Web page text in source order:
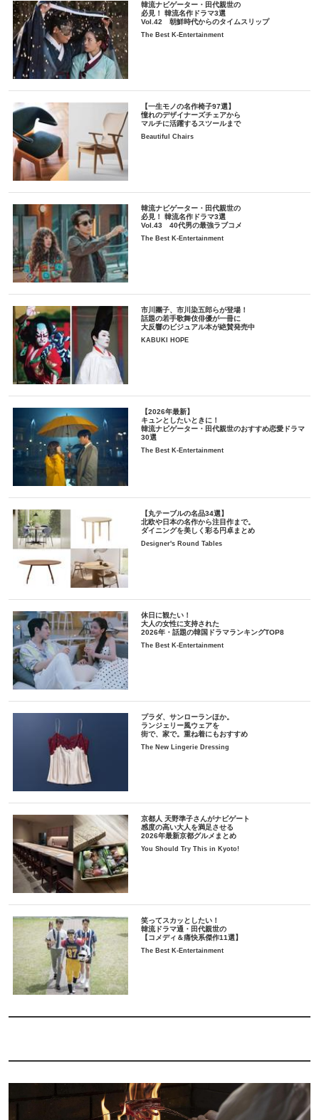
韓流ナビゲーター・田代親世の
必見！ 韓流名作ドラマ3選
Vol.42 朝鮮時代からのタイムスリップ
The Best K-Entertainment
【一生モノの名作椅子97選】
憧れのデザイナーズチェアから
マルチに活躍するスツールまで
Beautiful Chairs
韓流ナビゲーター・田代親世の
必見！ 韓流名作ドラマ3選
Vol.43 40代男の最強ラブコメ
The Best K-Entertainment
市川團子、市川染五郎らが登場！
話題の若手歌舞伎俳優が一冊に
大反響のビジュアル本が絶賛発売中
KABUKI HOPE
【2026年最新】
キュンとしたいときに！
韓流ナビゲーター・田代親世のおすすめ恋愛ドラマ
30選
The Best K-Entertainment
【丸テーブルの名品34選】
北欧や日本の名作から注目作まで。
ダイニングを美しく彩る円卓まとめ
Designer's Round Tables
休日に観たい！
大人の女性に支持された
2026年・話題の韓国ドラマランキングTOP8
The Best K-Entertainment
プラダ、サンローランほか。
ランジェリー風ウェアを
街で、家で。重ね着にもおすすめ
The New Lingerie Dressing
京都人 天野準子さんがナビゲート
感度の高い大人を満足させる
2026年最新京都グルメまとめ
You Should Try This in Kyoto!
笑ってスカッとしたい！
韓流ドラマ通・田代親世の
【コメディ＆痛快系傑作11選】
The Best K-Entertainment